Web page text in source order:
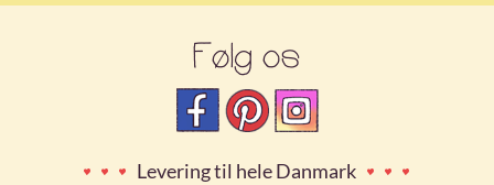
Følg os
Levering til hele Danmark